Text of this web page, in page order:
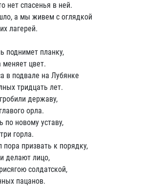
нет спасенья в ней.
а мы живем с оглядкой
лагерей.
поднимет планку,
цвет.
в подвале на Лубянке
тридцать лет.
державу,
орла.
по новому уставу,
горла.
призвать к порядку,
делают лицо,
солдатской,
пацанов.